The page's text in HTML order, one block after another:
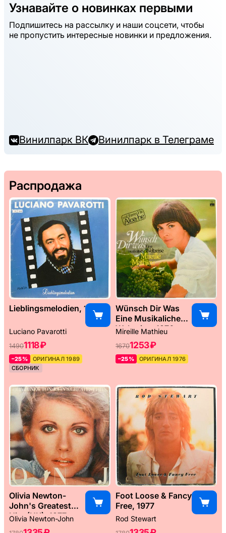
Узнавайте о новинках первыми
Подпишитесь на рассылку и наши соцсети, чтобы
не пропустить интересные новинки и предложения.
Винилпарк ВК Винилпарк в Телеграме
Распродажа
Lieblingsmelodien, 1989
Luciano Pavarotti
14901118 ₽
–25%
ОРИГИНАЛ 1989
СБОРНИК
Wünsch Dir Was
Eine Musikaliche
Weltreise, 1976
Mireille Mathieu
16701253 ₽
–25% ОРИГИНАЛ 1976
Olivia Newton-
John's Greatest
Hits (UK), 1977
Olivia Newton-John
Foot Loose & Fancy
Free, 1977
Rod Stewart